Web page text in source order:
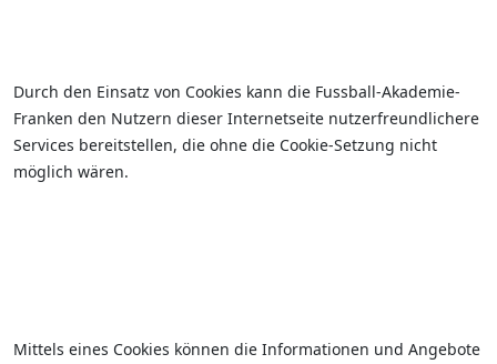
Durch den Einsatz von Cookies kann die Fussball-Akademie-
Franken den Nutzern dieser Internetseite nutzerfreundlichere
Services bereitstellen, die ohne die Cookie-Setzung nicht
möglich wären.
Mittels eines Cookies können die Informationen und Angebote